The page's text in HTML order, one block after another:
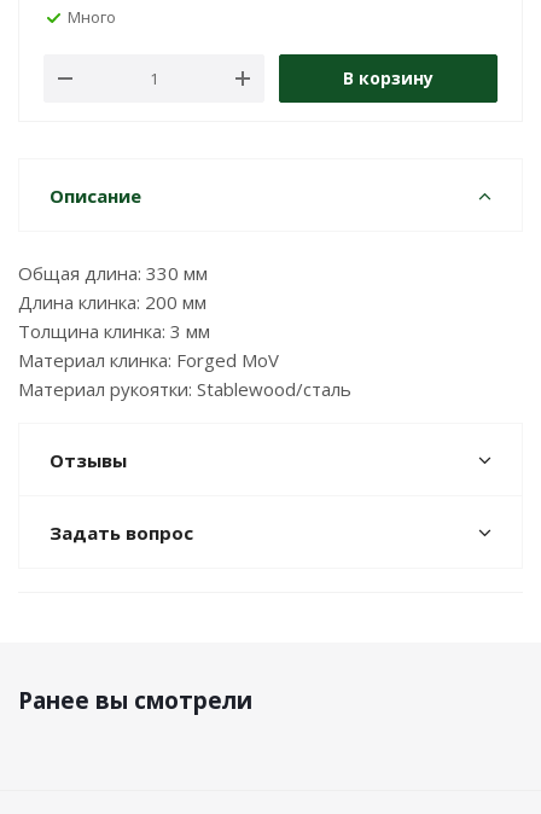
Много
В корзину
Описание
Общая длина: 330 мм
Длина клинка: 200 мм
Толщина клинка: 3 мм
Материал клинка: Forged MoV
Материал рукоятки: Stablewood/сталь
Отзывы
Задать вопрос
Ранее вы смотрели